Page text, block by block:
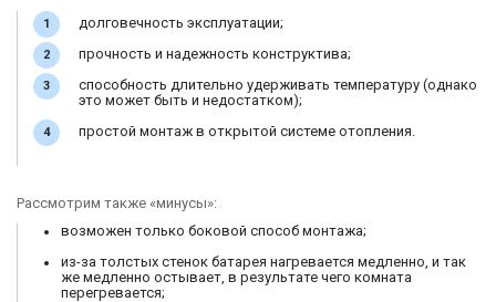
долговечность эксплуатации;
прочность и надежность конструктива;
способность длительно удерживать температуру (однако
это может быть и недостатком);
простой монтаж в открытой системе отопления.
Рассмотрим также «минусы»:
возможен только боковой способ монтажа;
из-за толстых стенок батарея нагревается медленно, и так
же медленно остывает, в результате чего комната
перегревается;